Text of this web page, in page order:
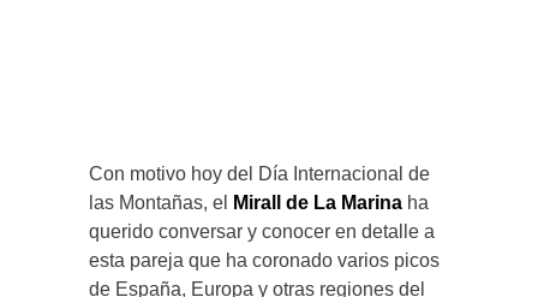
Con motivo hoy del Día Internacional de
las Montañas, el
Mirall de La Marina ha
querido conversar y conocer en detalle a
esta pareja que ha coronado varios picos
de España, Europa y otras regiones del